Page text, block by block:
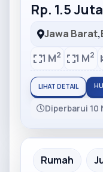
Rp. 1.5 Juta
Jawa Barat,
1 M2 1 M2
LIHAT DETAIL
Diperbarui 10
Partner Ad
Rumah